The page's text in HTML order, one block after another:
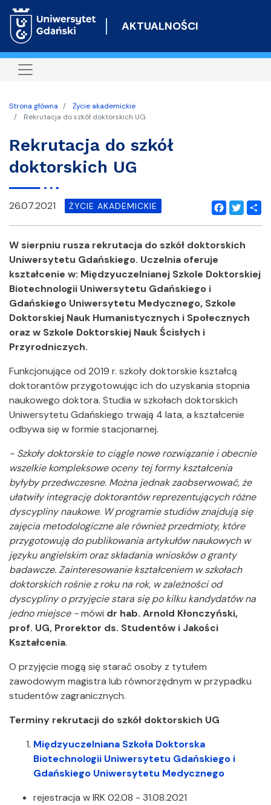
do
AKTUALNOŚCI
Strona główna
Życie akademickie
Rekrutacja do szkół doktorskich UG
Rekrutacja do szkół
doktorskich UG
Facebook
Twitter
26.07.2021 ŻYCIE AKADEMICKIE
W sierpniu rusza rekrutacja do szkół doktorskich
Uniwersytetu Gdańskiego. Uczelnia oferuje
kształcenie w: Międzyuczelnianej Szkole Doktorskiej
Biotechnologii Uniwersytetu Gdańskiego i
Gdańskiego Uniwersytetu Medycznego, Szkole
Doktorskiej Nauk Humanistycznych i Społecznych
oraz w Szkole Doktorskiej Nauk Ścisłych i
Przyrodniczych.
Funkcjonujące od 2019 r. szkoły doktorskie kształcą
doktorantów przygotowując ich do uzyskania stopnia
naukowego doktora. Studia w szkołach doktorskich
Uniwersytetu Gdańskiego trwają 4 lata, a kształcenie
odbywa się w formie stacjonarnej.
- Szkoły doktorskie to ciągle nowe rozwiązanie i obecnie
wszelkie kompleksowe oceny tej formy kształcenia
byłyby przedwczesne. Można jednak zaobserwować, że
ułatwiły integrację doktorantów reprezentujących różne
dyscypliny naukowe. W programie studiów znajdują się
zajęcia metodologiczne ale również przedmioty, które
przygotowują do publikowania artykułów naukowych w
języku angielskim oraz składania wniosków o granty
badawcze. Zainteresowanie kształceniem w szkołach
doktorskich rośnie z roku na rok, w zależności od
dyscypliny o przyjęcie stara się po kilku kandydatów na
jedno miejsce -mówi dr hab. Arnold Kłonczyński,
prof. UG, Prorektor ds. Studentów i Jakości
Kształcenia.
O przyjęcie mogą się starać osoby z tytułem
zawodowym magistra lub równorzędnym w przypadku
studentów zagranicznych.
Terminy rekrutacji do szkół doktorskich UG
Międzyuczelniana Szkoła Doktorska
Biotechnologii Uniwersytetu Gdańskiego i
Gdańskiego Uniwersytetu Medycznego
rejestracja w IRK 02.08 - 31.08.2021